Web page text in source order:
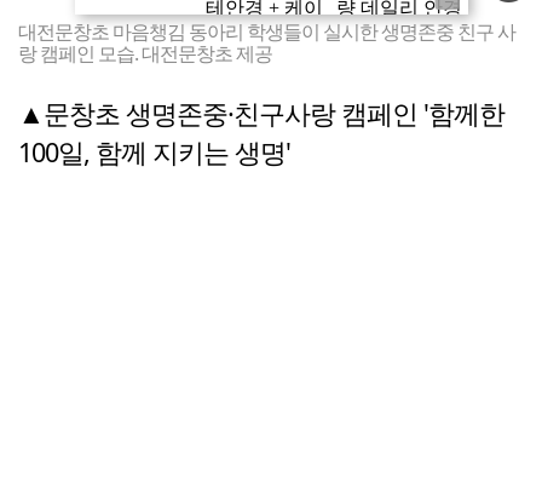
대전문창초 마음챙김 동아리 학생들이 실시한 생명존중 친구 사
랑 캠페인 모습. 대전문창초 제공
▲문창초 생명존중·친구사랑 캠페인 '함께한
100일, 함께 지키는 생명'